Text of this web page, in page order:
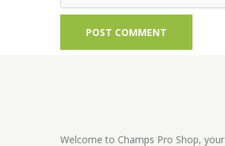
Welcome to Champs Pro Shop, your